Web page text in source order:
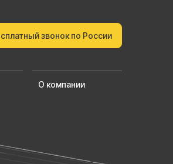
звонок по России
О компании